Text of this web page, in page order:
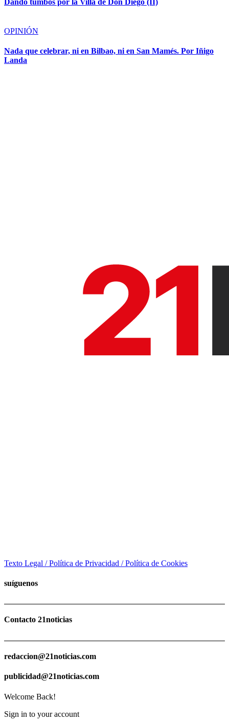
OPINIÓN
Nada que celebrar, ni en Bilbao, ni en San Mamés. Por Iñigo
Landa
Texto Legal / Política de Privacidad / Política de Cookies
suíguenos
Contacto 21noticias
redaccion@21noticias.com
publicidad@21noticias.com
Welcome Back!
Sign in to your account